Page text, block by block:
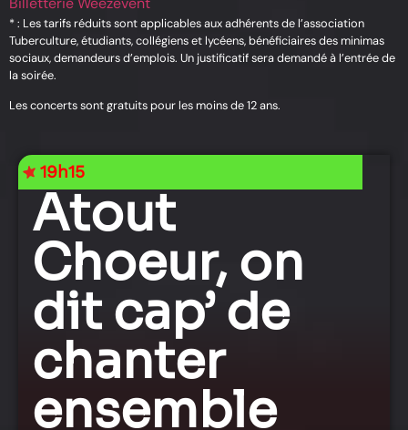
* : Les tarifs réduits sont applicables aux adhérents de l’association
Tuberculture, étudiants, collégiens et lycéens, bénéficiaires des minimas
sociaux, demandeurs d’emplois. Un justificatif sera demandé à l’entrée de
la soirée.
Les concerts sont gratuits pour les moins de 12 ans.
19h15
Atout
Choeur, on
dit cap’ de
chanter
ensemble